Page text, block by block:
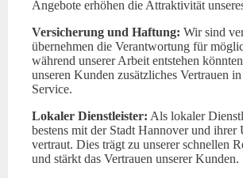
Angebote erhöhen die Attraktivität
Versicherung und Haftung: Wir sind
übernehmen die Verantwortung für
während unserer Arbeit entstehen
unseren Kunden zusätzliches Vertrauen in
Service.
Lokaler Dienstleister: Als lokaler
bestens mit der Stadt Hannover und ihrer
vertraut. Dies trägt zu unserer schnellen
und stärkt das Vertrauen unserer Kunden.